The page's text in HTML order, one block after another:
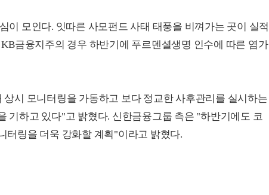
이 모인다. 잇따른 사모펀드 사태 태풍을 비껴가는 곳이 실적
금융지주의 경우 하반기에 푸르덴셜생명 인수에 따른 염가
시 모니터링을 가동하고 보다 정교한 사후관리를 실시하는
기하고 있다"고 밝혔다. 신한금융그룹 측은 "하반기에도 코
터링을 더욱 강화할 계획"이라고 밝혔다.